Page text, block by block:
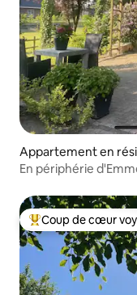
Appartement en
t
En périphérie
Coups de cœur
Coup de cœur